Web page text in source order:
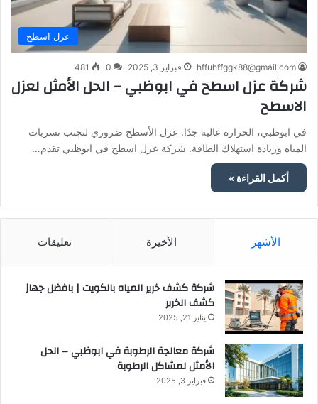
عزل اسطح
hffuhffggk88@gmail.com فبراير 3, 2025 0
481
شركة عزل اسطح في ابوظبي – الحل الأمثل لعزل
الاسطح
في ابوظبي، الحرارة عالية جدًا. عزل الأسطح ضروري لتجنب تسربات
المياه وزيادة استهلاك الطاقة. شركة عزل اسطح في ابوظبي تقدم…
أكمل القراءة »
الأشهر الأخيرة تعليقات
شركة كشف خرير المياه بالكويت | بافضل جهاز
كشف الخرير
يناير 21, 2025
شركة معالجة الرطوبة في ابوظبي – الحل
الأمثل لمشاكل الرطوبة
فبراير 3, 2025